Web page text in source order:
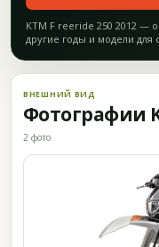
KTM F reeride 250 2012 —
другие годы и модели для
ВНЕШНИЙ ВИД
Фотографии
2 фото